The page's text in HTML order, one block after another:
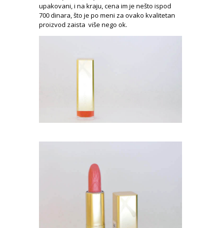
upakovani, i na kraju, cena im je nešto ispod
700 dinara, što je po meni za ovako kvalitetan
proizvod zaista više nego ok.